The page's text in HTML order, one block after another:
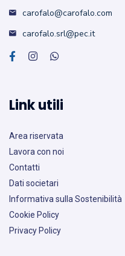
carofalo@carofalo.com
carofalo.srl@pec.it
Link utili
Area riservata
Lavora con noi
Contatti
Dati societari
Informativa sulla Sostenibilità
Cookie Policy
Privacy Policy